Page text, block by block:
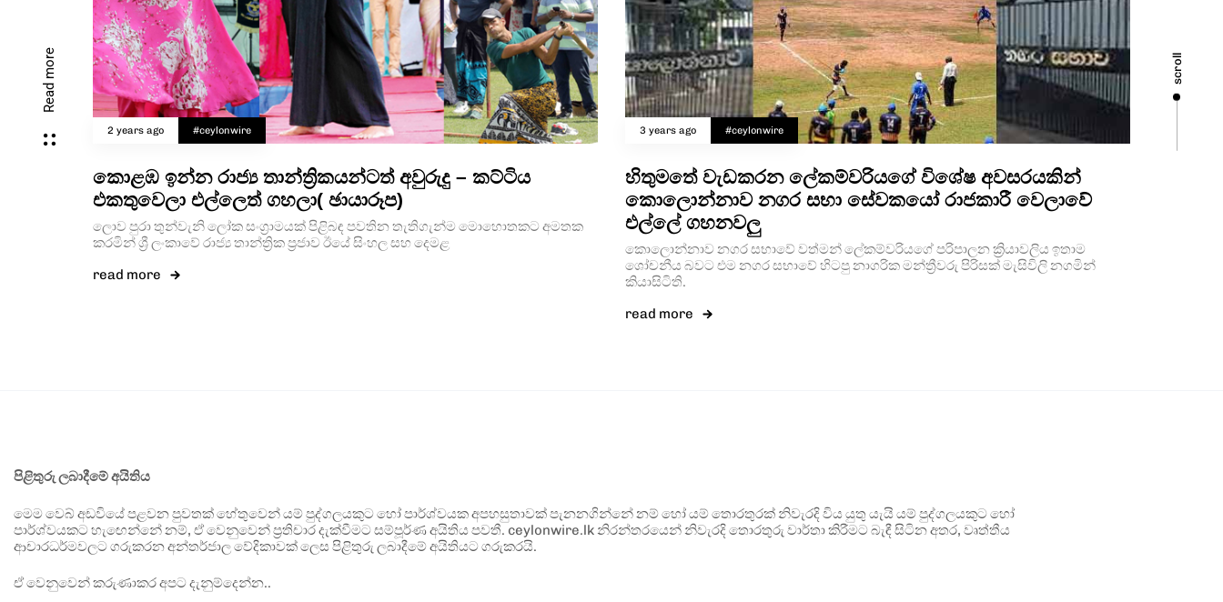
Read more scroll
2 years ago #ceylonwire
කොළඹ ඉන්න රාජ්‍ය තාන්ත්‍රිකයන්ටත් අවුරුදු – කට්ටිය
එකතුවෙලා එල්ලෙත් ගහලා( ඡායාරූප)
ලොව පුරා තුන්වැනි ලෝක සංග්‍රාමයක් පිළිබඳ පවතින තැතිගැන්ම මොහොතකට අමතක
කරමින් ශ්‍රී ලංකාවේ රාජ්‍ය තාන්ත්‍රික ප්‍රජාව ඊයේ සිංහල සහ දෙමළ
read more
3 years ago #ceylonwire
හිතුමතේ වැඩකරන ලේකම්වරියගේ විශේෂ අවසරයකින්
කොලොන්නාව නගර සභා සේවකයෝ රාජකාරී වෙලාවේ
එල්ලේ ගහනවලු
කොලොන්නාව නගර සභාවේ වත්මන් ලේකම්වරියගේ පරිපාලන ක්‍රියාවලිය ඉතාම
ශෝචනීය බවට එම නගර සභාවේ හිටපු නාගරික මන්ත්‍රීවරු පිරිසක් මැසිවිලි නගමින්
කියාසිටිති.
read more
පිළිතුරු ලබාදීමේ අයිතිය
මෙම වෙබ් අඩවියේ පළවන පුවතක් හේතුවෙන් යම් පුද්ගලයකුට හෝ පාර්ශ්වයක අපහසුතාවක් පැනනගින්නේ නම් හෝ යම් තොරතුරක් නිවැරදි විය යුතු යැයි යම් පුද්ගලයකුට හෝ
පාර්ශ්වයකට හැඟෙන්නේ නම්, ඒ වෙනුවෙන් ප්‍රතිචාර දැක්වීමට සම්පූර්ණ අයිතිය පවතී. ceylonwire.lk නිරන්තරයෙන් නිවැරදි තොරතුරු වාර්තා කිරීමට බැඳී සිටින අතර, වෘත්තීය
ආචාරධර්මවලට ගරුකරන අන්තර්ජාල වේදිකාවක් ලෙස පිළිතුරු ලබාදීමේ අයිතියට ගරුකරයි.
ඒ වෙනුවෙන් කරුණාකර අපට දැනුම්දෙන්න..